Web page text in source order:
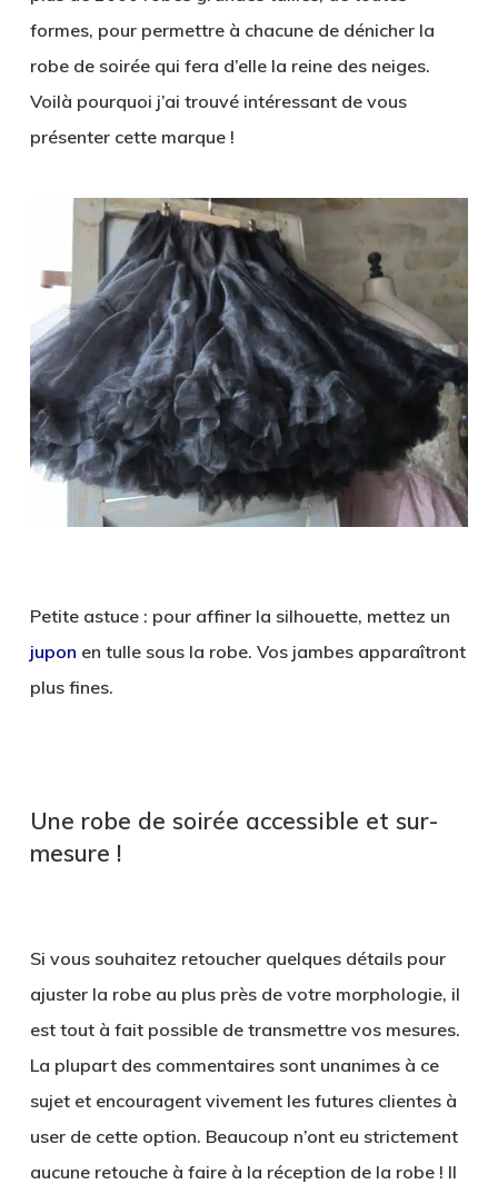
formes, pour permettre à chacune de dénicher la
robe de soirée qui fera d’elle la reine des neiges.
Voilà pourquoi j’ai trouvé intéressant de vous
présenter cette marque !
Petite astuce : pour affiner la silhouette, mettez un
jupon en tulle sous la robe. Vos jambes apparaîtront
plus fines.
Une robe de soirée accessible et sur-
mesure !
Si vous souhaitez retoucher quelques détails pour
ajuster la robe au plus près de votre morphologie, il
est tout à fait possible de transmettre vos mesures.
La plupart des commentaires sont unanimes à ce
sujet et encouragent vivement les futures clientes à
user de cette option. Beaucoup n’ont eu strictement
aucune retouche à faire à la réception de la robe ! Il